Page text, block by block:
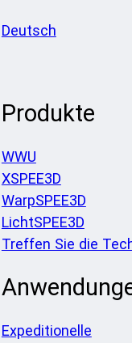
Deutsch
Produkte
WWU
XSPEE3D
WarpSPEE3D
LichtSPEE3D
Treffen Sie die
Expeditionelle